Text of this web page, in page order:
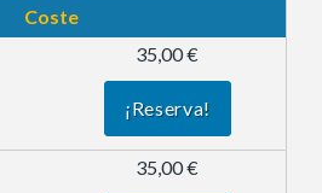
Coste
35,00 €
¡Reserva!
35,00 €